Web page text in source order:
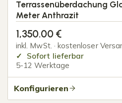
Terrassenüberdachung
Meter Anthrazit
1,350.00 €
inkl. MwSt. · kostenloser
Sofort lieferbar
5-12 Werktage
Konfigurieren